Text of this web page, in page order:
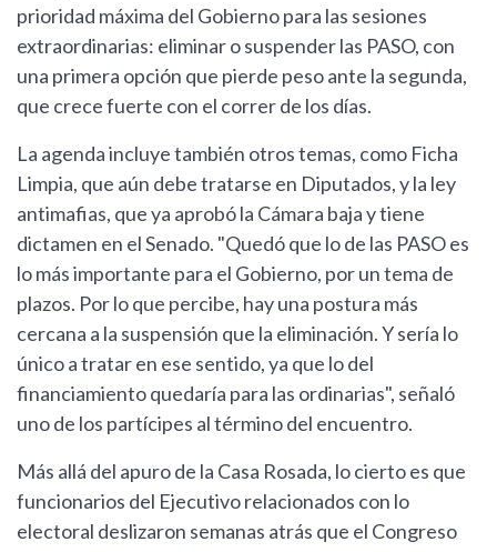
prioridad máxima del Gobierno para las sesiones
extraordinarias: eliminar o suspender las PASO, con
una primera opción que pierde peso ante la segunda,
que crece fuerte con el correr de los días.
La agenda incluye también otros temas, como Ficha
Limpia, que aún debe tratarse en Diputados, y la ley
antimafias, que ya aprobó la Cámara baja y tiene
dictamen en el Senado. "Quedó que lo de las PASO es
lo más importante para el Gobierno, por un tema de
plazos. Por lo que percibe, hay una postura más
cercana a la suspensión que la eliminación. Y sería lo
único a tratar en ese sentido, ya que lo del
financiamiento quedaría para las ordinarias", señaló
uno de los partícipes al término del encuentro.
Más allá del apuro de la Casa Rosada, lo cierto es que
funcionarios del Ejecutivo relacionados con lo
electoral deslizaron semanas atrás que el Congreso